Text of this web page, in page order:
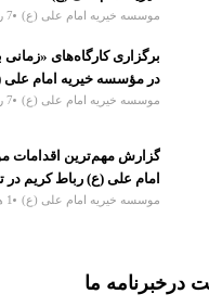
موسسه خیریه امام علی (ع) 7 روز پیش
برگزاری کارگاه‌های
در مؤسسه خیریه امام علی
موسسه خیریه امام علی (ع) 7 روز پیش
گزارش مهم‌ترین اقدامات
امام علی (ع) رباط کریم در
موسسه خیریه امام علی (ع) 1 هفته پیش
درخبرنامه ما